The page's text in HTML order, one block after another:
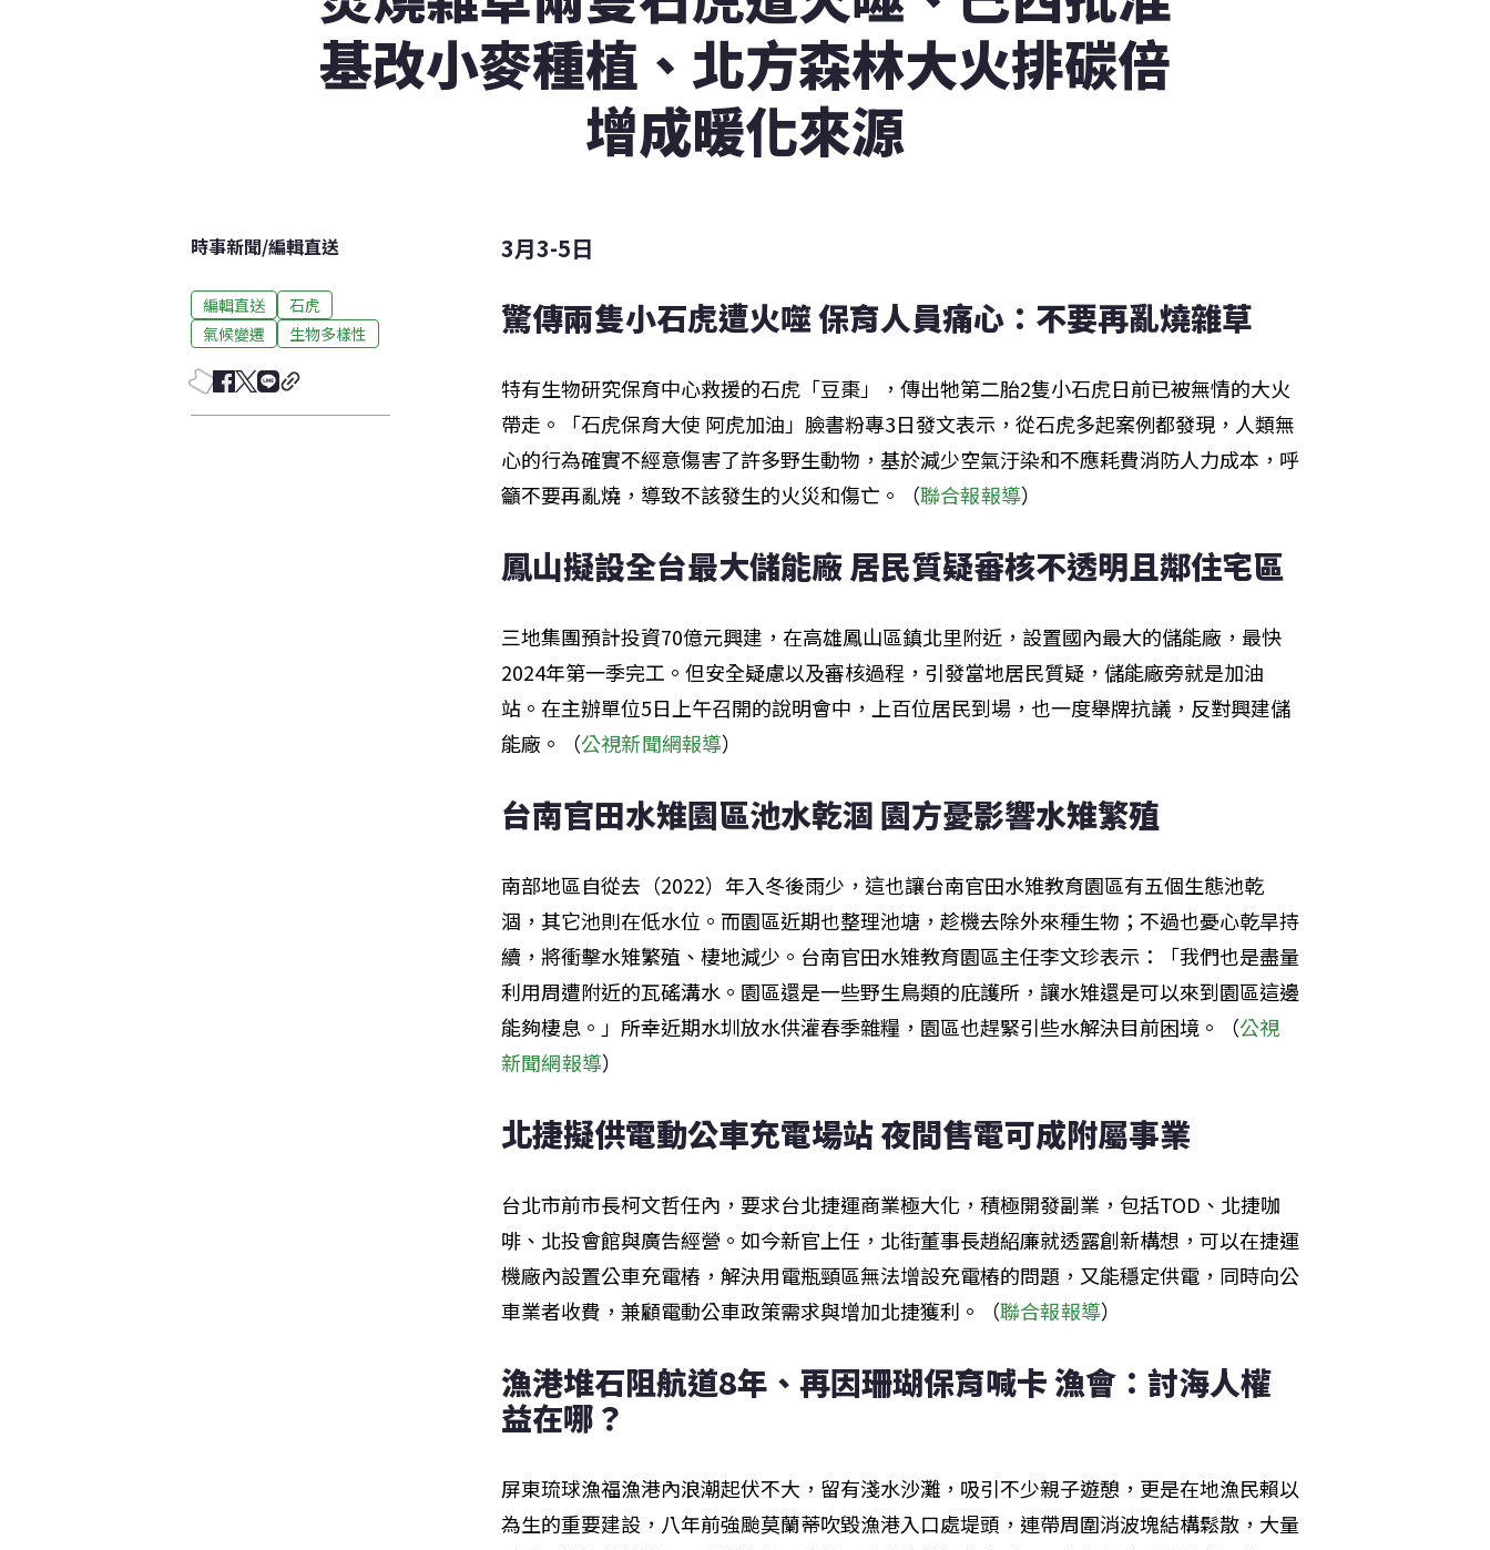
基改小麥種植、北方森林大火排碳倍
增成暖化來源
時事新聞/編輯直送
編輯直送
石虎
氣候變遷
生物多樣性
3月3-5日
驚傳兩隻小石虎遭火噬 保育人員痛心：不要再亂燒雜草
特有生物研究保育中心救援的石虎「豆棗」，傳出牠第二胎2隻小石虎日前已被無情的大火
帶走。「石虎保育大使 阿虎加油」臉書粉專3日發文表示，從石虎多起案例都發現，人類無
心的行為確實不經意傷害了許多野生動物，基於減少空氣汙染和不應耗費消防人力成本，呼
籲不要再亂燒，導致不該發生的火災和傷亡。（聯合報報導）
鳳山擬設全台最大儲能廠 居民質疑審核不透明且鄰住宅區
三地集團預計投資70億元興建，在高雄鳳山區鎮北里附近，設置國內最大的儲能廠，最快
2024年第一季完工。但安全疑慮以及審核過程，引發當地居民質疑，儲能廠旁就是加油
站。在主辦單位5日上午召開的說明會中，上百位居民到場，也一度舉牌抗議，反對興建儲
能廠。（公視新聞網報導）
台南官田水雉園區池水乾涸 園方憂影響水雉繁殖
南部地區自從去（2022）年入冬後雨少，這也讓台南官田水雉教育園區有五個生態池乾
涸，其它池則在低水位。而園區近期也整理池塘，趁機去除外來種生物；不過也憂心乾旱持
續，將衝擊水雉繁殖、棲地減少。台南官田水雉教育園區主任李文珍表示：「我們也是盡量
利用周遭附近的瓦磘溝水。園區還是一些野生鳥類的庇護所，讓水雉還是可以來到園區這邊
能夠棲息。」所幸近期水圳放水供灌春季雜糧，園區也趕緊引些水解決目前困境。（公視
新聞網報導）
北捷擬供電動公車充電場站 夜間售電可成附屬事業
台北市前市長柯文哲任內，要求台北捷運商業極大化，積極開發副業，包括TOD、北捷咖
啡、北投會館與廣告經營。如今新官上任，北街董事長趙紹廉就透露創新構想，可以在捷運
機廠內設置公車充電樁，解決用電瓶頸區無法增設充電樁的問題，又能穩定供電，同時向公
車業者收費，兼顧電動公車政策需求與增加北捷獲利。（聯合報報導）
漁港堆石阻航道8年、再因珊瑚保育喊卡 漁會：討海人權
益在哪？
屏東琉球漁福漁港內浪潮起伏不大，留有淺水沙灘，吸引不少親子遊憩，更是在地漁民賴以
為生的重要建設，八年前強颱莫蘭蒂吹毀漁港入口處堤頭，連帶周圍消波塊結構鬆散，大量